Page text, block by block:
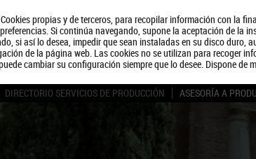
propias y de terceros, para recopilar información con la
Si continúa navegando, supone la aceptación de la
si así lo desea, impedir que sean instaladas en su disco duro,
de la página web. Las cookies no se utilizan para recoger
cambiar su configuración siempre que lo desee. Dispone de
DIRECTORIO SERVICIOS DE PRODUCCIÓN ASESORÍA A